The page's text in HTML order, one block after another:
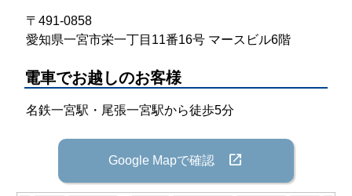
〒491-0858
愛知県一宮市栄一丁目11番16号 マースビル6階
電車でお越しのお客様
名鉄一宮駅・尾張一宮駅から徒歩5分
Google Mapで確認 open_in_new